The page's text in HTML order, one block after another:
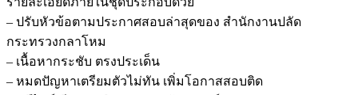
พนักงาน
ราชการ
รหัส
ตำแหน่ง
๓๑๐,๓๑๑
– ปรับหัวข้อตามประกาศสอบล่าสุดของ สำนักงานปลัด
กระทรวงกลาโหม
– เนื้อหากระชับ ตรงประเด็น
– หมดปัญหาเตรียมตัวไม่ทัน เพิ่มโอกาสสอบติด